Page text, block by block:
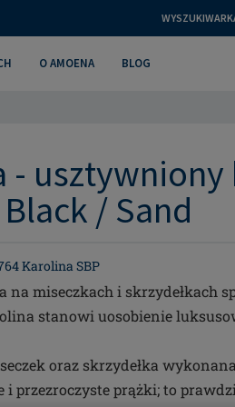
O AMOENA BLOG
-
/ Sand
Karolina SBP
na miseczkach i skrzydełkach
stanowi uosobienie
oraz skrzydełka
i przezroczyste prążki; to